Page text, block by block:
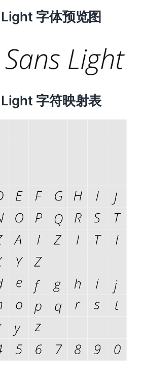
字体预览图
字符映射表